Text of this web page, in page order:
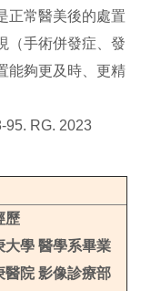
正常醫美後的處置
（手術併發症、發
能夠更及時、更精
95. RG. 2023
歷
大學 醫學系畢業
醫院 影像診療部